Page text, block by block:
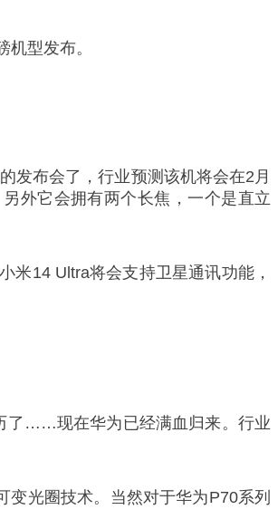
型发布。
发布会了，行业预测该机将会在2月
外它会拥有两个长焦，一个是直立
米14 Ultra将会支持卫星通讯功能，
了……现在华为已经满血归来。行业
光圈技术。当然对于华为P70系列